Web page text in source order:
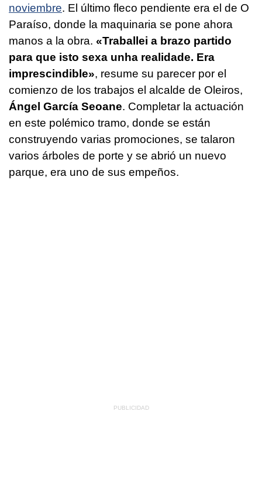
noviembre. El último fleco pendiente era el de O
Paraíso, donde la maquinaria se pone ahora
manos a la obra. «Traballei a brazo partido
para que isto sexa unha realidade. Era
imprescindible», resume su parecer por el
comienzo de los trabajos el alcalde de Oleiros,
Ángel García Seoane. Completar la actuación
en este polémico tramo, donde se están
construyendo varias promociones, se talaron
varios árboles de porte y se abrió un nuevo
parque, era uno de sus empeños.